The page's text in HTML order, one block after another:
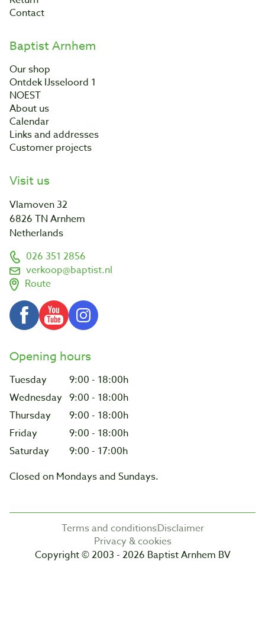
Contact
Baptist Arnhem
Our shop
Ontdek IJsseloord 1
NOEST
About us
Calendar
Links and addresses
Customer projects
Visit us
Vlamoven 32
6826 TN Arnhem
Netherlands
026 351 2856
verkoop@baptist.nl
Route
Opening hours
Tuesday
9:00 - 18:00h
Wednesday 9:00 - 18:00h
Thursday
9:00 - 18:00h
Friday
9:00 - 18:00h
Saturday
9:00 - 17:00h
Closed on Mondays and Sundays.
Terms and conditionsDisclaimer
Privacy & cookies
Copyright © 2003 - 2026 Baptist Arnhem BV